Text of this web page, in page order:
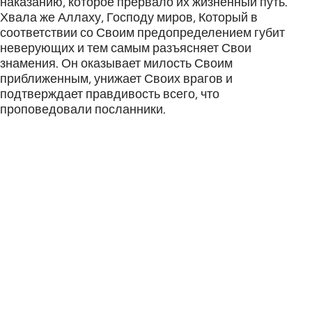
Хвала же Аллаху, Господу миров, Который в
соответствии со Своим предопределением губит
неверующих и тем самым разъясняет Свои
знамения. Он оказывает милость Своим
приближенным, унижает Своих врагов и
подтверждает правдивость всего, что
проповедовали посланники.